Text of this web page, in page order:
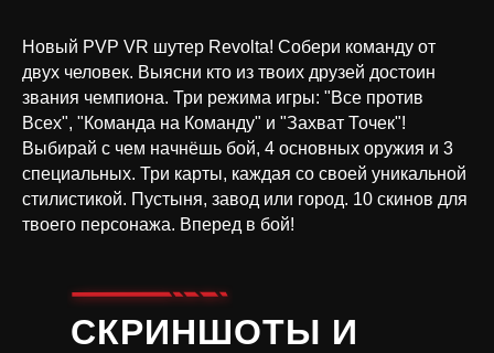
Новый PVP VR шутер Revolta! Собери команду от
двух человек. Выясни кто из твоих друзей достоин
звания чемпиона. Три режима игры: "Все против
Всех", "Команда на Команду" и "Захват Точек"!
Выбирай с чем начнёшь бой, 4 основных оружия и 3
специальных. Три карты, каждая со своей уникальной
стилистикой. Пустыня, завод или город. 10 скинов для
твоего персонажа. Вперед в бой!
СКРИНШОТЫ И